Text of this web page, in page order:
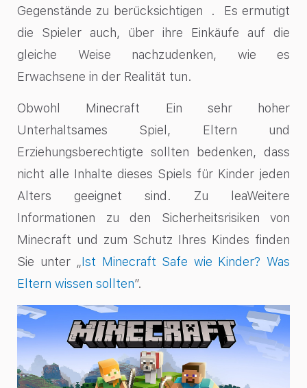
Gegenstände zu berücksichtigen . Es ermutigt
die Spieler auch, über ihre Einkäufe auf die
gleiche Weise nachzudenken, wie es
Erwachsene in der Realität tun.
Obwohl Minecraft Ein sehr hoher
Unterhaltsames Spiel, Eltern und
Erziehungsberechtigte sollten bedenken, dass
nicht alle Inhalte dieses Spiels für Kinder jeden
Alters geeignet sind. Zu leaWeitere
Informationen zu den Sicherheitsrisiken von
Minecraft und zum Schutz Ihres Kindes finden
Sie unter „Ist Minecraft Safe wie Kinder? Was
Eltern wissen sollten”.